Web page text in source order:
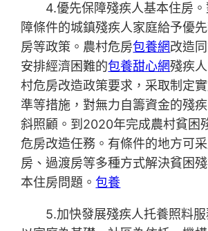
4.優先保障殘疾人基本住房。
障條件的城鎮殘疾人家庭給予優
房等政策。農村危房包養網改造
安排經濟困難的包養甜心網殘疾
村危房改造政策要求，采取制定
準等措施，對無力自籌資金的殘
斜照顧。到2020年完成農村貧困
危房改造任務。有條件的地方可
房、過渡房等多種方式解決貧困
本住房問題。包養
5.加快發展殘疾人托養照料服